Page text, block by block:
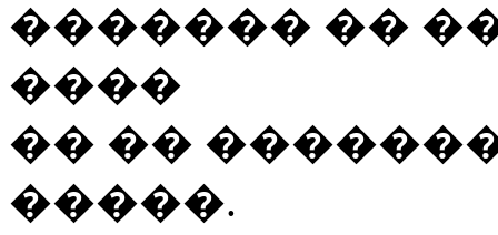
������� ��
����
�� ��
�����.